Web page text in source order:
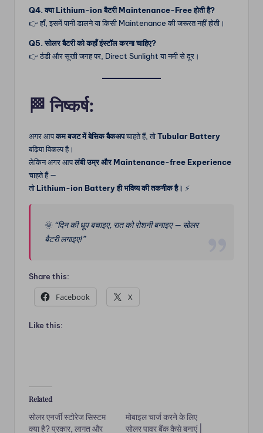
Q4. क्या Lithium-ion बैटरी Maintenance-Free होती है?
👉 हाँ, इसमें पानी डालने या किसी Maintenance की जरूरत नहीं होती।
Q5. सोलर बैटरी को कहाँ इंस्टॉल करना चाहिए?
👉 ठंडी और सूखी जगह पर, Direct Sunlight या नमी से दूर।
🏁निष्कर्ष:
अगर आपकम बजट में बेसिक बैकअपचाहते हैं, तोTubular Battery
बढ़िया विकल्प है।
लेकिन अगर आपलंबी उम्र और Maintenance-free Experience
चाहते हैं —
तो Lithium-ion Battery ही भविष्य की तकनीक है। ⚡
🌞 “दिन की धूप बचाइए, रात को रोशनी बनाइए — सोलर
बैटरी लगाइए!”
Share this:
Facebook X
Like this:
Related
सोलर एनर्जी स्टोरेज सिस्टम
क्या है? प्रकार, लागत और
मोबाइल चार्ज करने के लिए
सोलर पावर बैंक कैसे बनाएं |